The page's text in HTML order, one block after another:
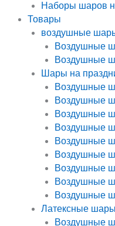
Наборы шаров
Товары
воздушные
Воздушные
Воздушные
Шары на
Воздушные
Воздушные
Воздушные
Воздушные
Воздушные
Воздушные
Воздушные
Воздушные
Воздушные
Латексные шары
Воздушные